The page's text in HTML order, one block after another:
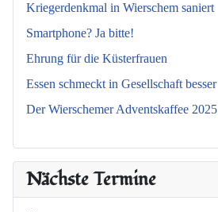
Kriegerdenkmal in Wierschem saniert
Smartphone? Ja bitte!
Ehrung für die Küsterfrauen
Essen schmeckt in Gesellschaft besser
Der Wierschemer Adventskaffee 2025
Nächste Termine